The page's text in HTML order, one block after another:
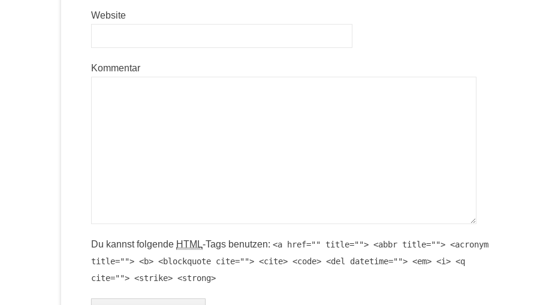
Website
Kommentar
Du kannst folgende HTML-Tags benutzen: <a href="" title=""> <abbr title=""> <acronym
title=""> <b> <blockquote cite=""> <cite> <code> <del datetime=""> <em> <i> <q
cite=""> <strike> <strong>